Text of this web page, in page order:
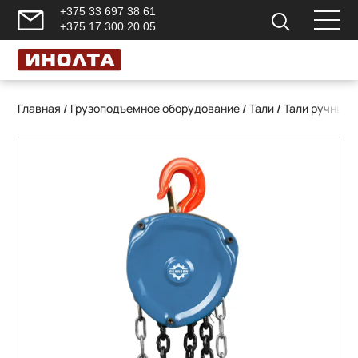
+375 33 697 38 61
+375 17 300 20 05
Главная / Грузоподъемное оборудование /Тали /Тали ручные